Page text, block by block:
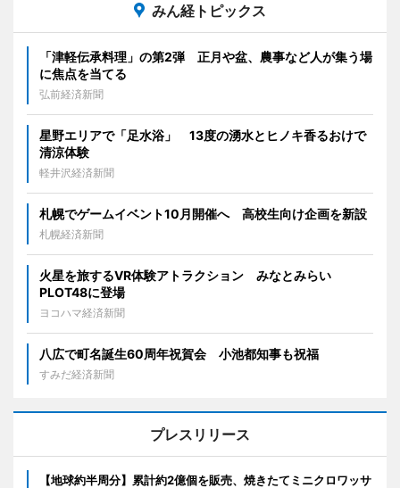
みん経トピックス
「津軽伝承料理」の第2弾 正月や盆、農事など人が集う場
に焦点を当てる
弘前経済新聞
星野エリアで「足水浴」 13度の湧水とヒノキ香るおけで
清涼体験
軽井沢経済新聞
札幌でゲームイベント10月開催へ 高校生向け企画を新設
札幌経済新聞
火星を旅するVR体験アトラクション みなとみらい
PLOT48に登場
ヨコハマ経済新聞
八広で町名誕生60周年祝賀会 小池都知事も祝福
すみだ経済新聞
プレスリリース
【地球約半周分】累計約2億個を販売、焼きたてミニクロワッサ